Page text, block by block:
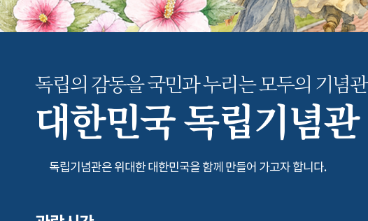
독립의 감동을 국민과 누리는모두의 기념관
대한민국 독립기념관
독립기념관은 위대한 대한민국을 함께 만들어 가고자 합니다.